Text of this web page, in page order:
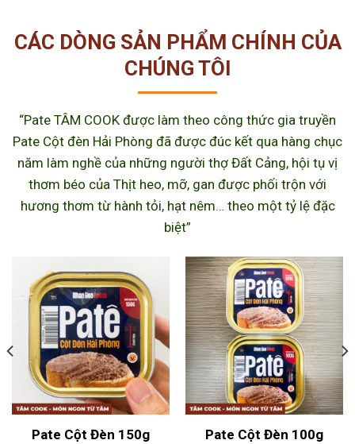
CÁC DÒNG SẢN PHẨM CHÍNH CỦA
CHÚNG TÔI
“Pate TÂM COOK được làm theo công thức gia truyền
Pate Cột đèn Hải Phòng đã được đúc kết qua hàng chục
năm làm nghề của những người thợ Đất Cảng, hội tụ vị
thơm béo của Thịt heo, mỡ, gan được phối trộn với
hương thơm từ hành tỏi, hạt nêm… theo một tỷ lệ đặc
biệt”
Pate Cột Đèn 150g Pate Cột Đèn 100g